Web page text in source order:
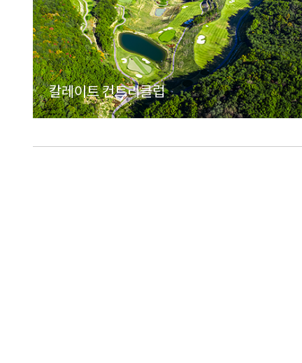
칼레이트 컨트리클럽